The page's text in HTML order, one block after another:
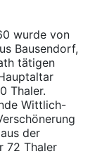
wurde von
Bausendorf,
tätigen
Thaler.
Wittlich-
der
72 Thaler